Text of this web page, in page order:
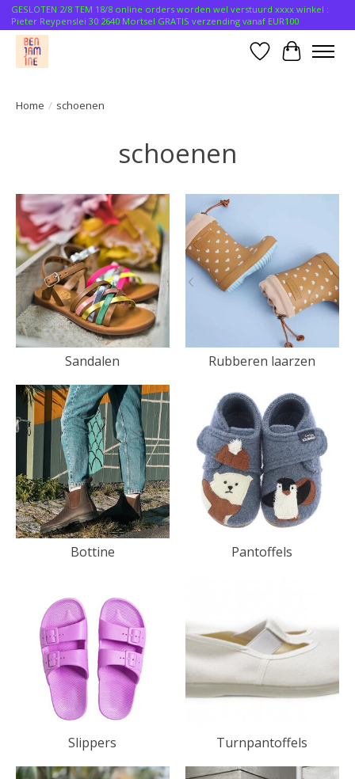
GESLOTEN 2/8 TEM 18/8 online orders worden wel verstuurd xxxx winkel :
Pieter Reypenslei 30 2640 Mortsel GRATIS verzending vanaf EUR100
Verlanglijst
Home / schoenen
schoenen
Sandalen Rubberen laarzen
Bottine Pantoffels
Slippers Turnpantoffels